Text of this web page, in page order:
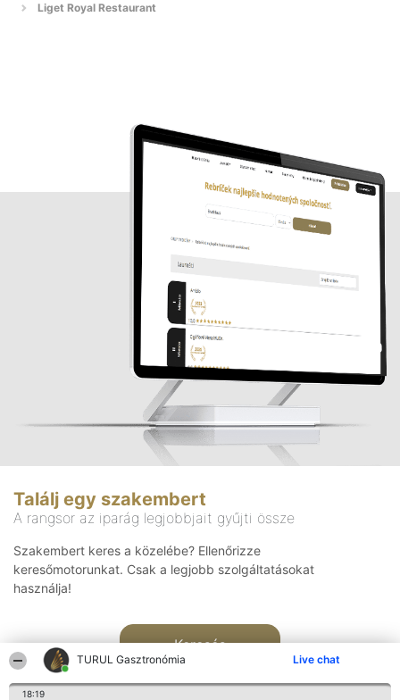
TURUL Gasztronómia Live chat
18:19
Liget Royal Restaurant
Találj egy szakembert
A rangsor az iparág legjobbjait gyűjti össze
Szakembert keres a közelébe? Ellenőrizze
keresőmotorunkat. Csak a legjobb szolgáltatásokat
használja!
Keresés